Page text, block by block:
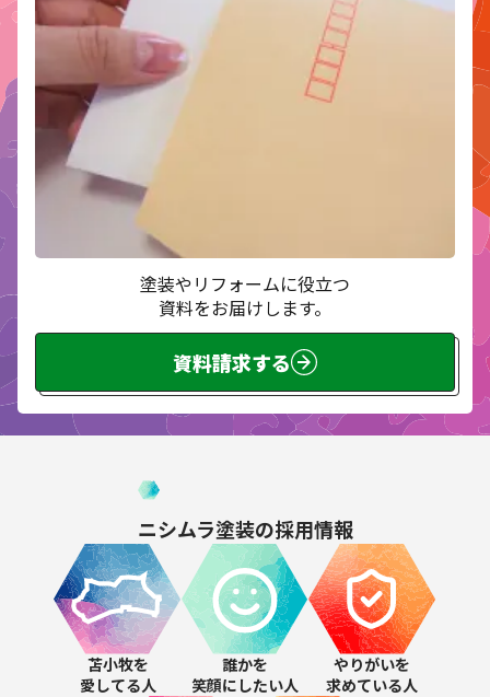
塗装やリフォームに役立つ
資料をお届けします。
資料請求する
ニシムラ塗装の採用情報
苫小牧を
愛してる人
誰かを
笑顔にしたい人
やりがいを
求めている人